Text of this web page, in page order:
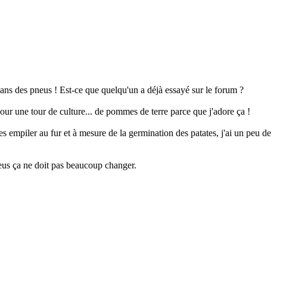
des pneus ! Est-ce que quelqu'un a déjà essayé sur le forum ?
une tour de culture... de pommes de terre parce que j'adore ça !
au fur et à mesure de la germination des patates, j'ai un peu de
ça ne doit pas beaucoup changer.